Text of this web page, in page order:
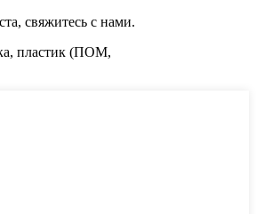
свяжитесь с нами.
пластик (ПОМ,